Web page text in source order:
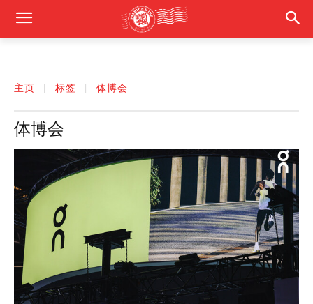
主页 标签 体博会
体博会